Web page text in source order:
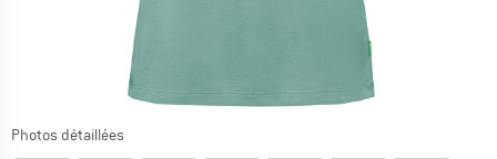
Photos détaillées